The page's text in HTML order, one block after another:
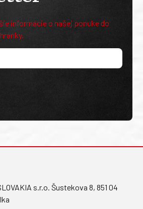
informácie o našej ponuke do
s.r.o. Šustekova 8, 851 04